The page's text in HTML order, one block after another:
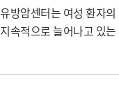
유방암센터는 여성 환자
지속적으로 늘어나고 있